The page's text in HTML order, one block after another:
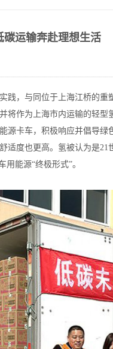
运输奔赴理想生活
践，与同位于上海江桥的
将作为上海市内运输的轻
源卡车，积极响应并倡导
适度也更高。氢被认为是
能源“终极形式”。